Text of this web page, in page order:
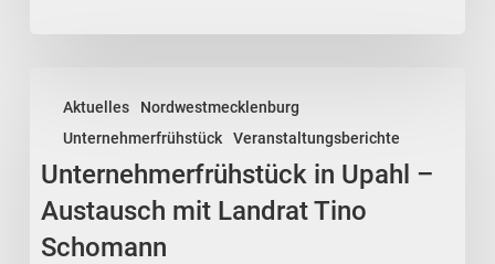
Aktuelles
Nordwestmecklenburg
Unternehmerfrühstück
Veranstaltungsberichte
Upahl
–
Austausch
mit
Unternehmerfrühstück in Upahl –
Austausch mit Landrat Tino
Schomann